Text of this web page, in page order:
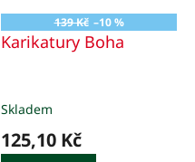
139 Kč –10 %
Karikatury Boha
Skladem
125,10 Kč